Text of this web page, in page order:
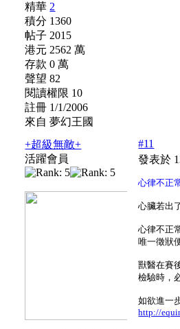
精華 2
積分 1360
帖子 2015
港元 2562 萬
存款 0 萬
聲望 82
閱讀權限 10
註冊 1/1/2006
來自 夢幻王國
+超級無敵+
活躍會員
#11
發表於
心律不正
心臟若出
心律不正
唯一徵狀
獸醫在賽
檢驗時，
如欲進一
http://